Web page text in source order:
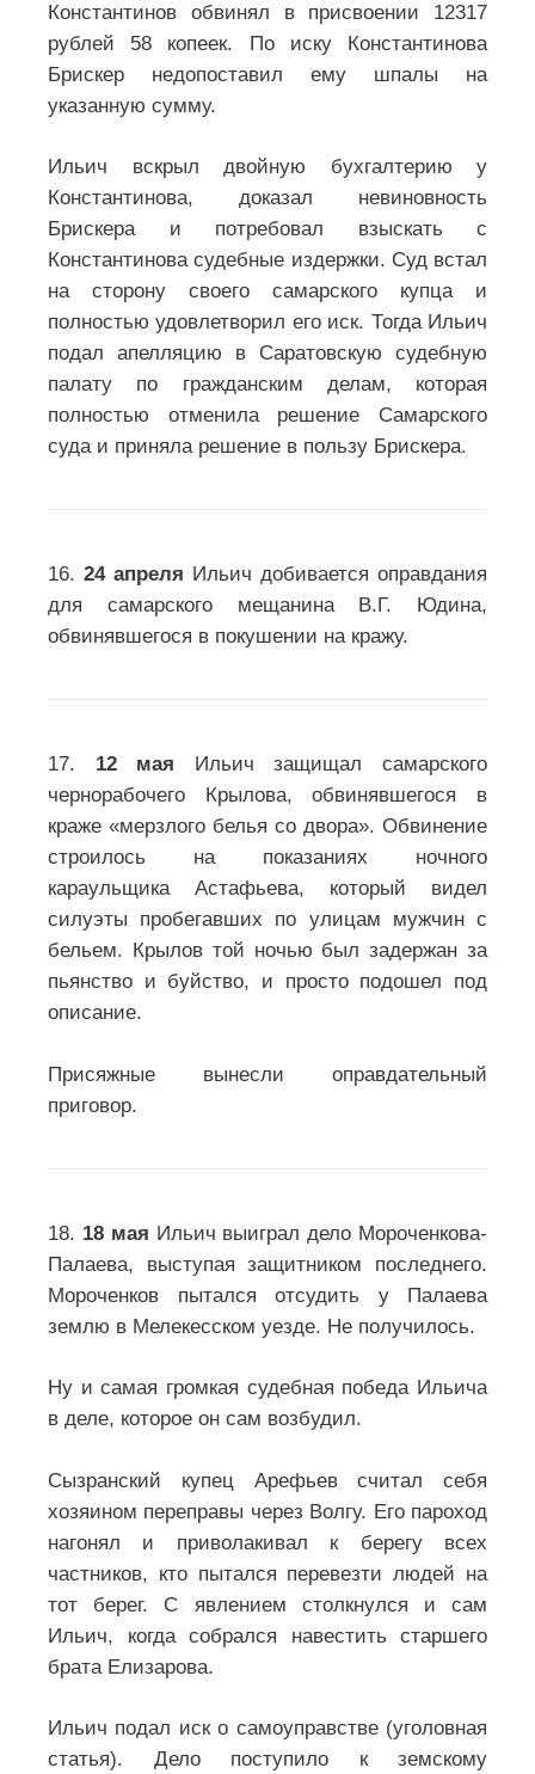
Константинов обвинял в присвоении 12317
рублей 58 копеек. По иску Константинова
Брискер недопоставил ему шпалы на
указанную сумму.
Ильич вскрыл двойную бухгалтерию у
Константинова, доказал невиновность
Брискера и потребовал взыскать с
Константинова судебные издержки. Суд встал
на сторону своего самарского купца и
полностью удовлетворил его иск. Тогда Ильич
подал апелляцию в Саратовскую судебную
палату по гражданским делам, которая
полностью отменила решение Самарского
суда и приняла решение в пользу Брискера.
16. 24 апреля Ильич добивается оправдания
для самарского мещанина В.Г. Юдина,
обвинявшегося в покушении на кражу.
17. 12 мая Ильич защищал самарского
чернорабочего Крылова, обвинявшегося в
краже «мерзлого белья со двора». Обвинение
строилось на показаниях ночного
караульщика Астафьева, который видел
силуэты пробегавших по улицам мужчин с
бельем. Крылов той ночью был задержан за
пьянство и буйство, и просто подошел под
описание.
Присяжные вынесли оправдательный
приговор.
18. 18 мая Ильич выиграл дело Мороченкова-
Палаева, выступая защитником последнего.
Мороченков пытался отсудить у Палаева
землю в Мелекесском уезде. Не получилось.
Ну и самая громкая судебная победа Ильича
в деле, которое он сам возбудил.
Сызранский купец Арефьев считал себя
хозяином переправы через Волгу. Его пароход
нагонял и приволакивал к берегу всех
частников, кто пытался перевезти людей на
тот берег. С явлением столкнулся и сам
Ильич, когда собрался навестить старшего
брата Елизарова.
Ильич подал иск о самоуправстве (уголовная
статья). Дело поступило к земскому